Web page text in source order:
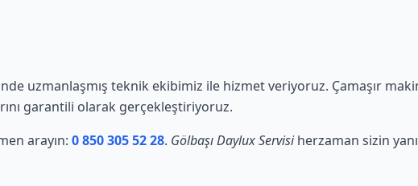
uzmanlaşmış teknik ekibimiz ile hizmet veriyoruz. Çamaşır
garantili olarak gerçekleştiriyoruz.
arayın: 0 850 305 52 28. Gölbaşı Daylux Servisiherzaman sizin